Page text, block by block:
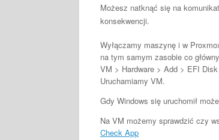
Możesz natknąć się na
konsekwencji.
Wyłączamy maszynę i w
na tym samym zasobie co
VM > Hardware > Add > EFI
Uruchamiamy VM.
Gdy Windows się uruchomił
Na VM możemy sprawdzić czy
Check App